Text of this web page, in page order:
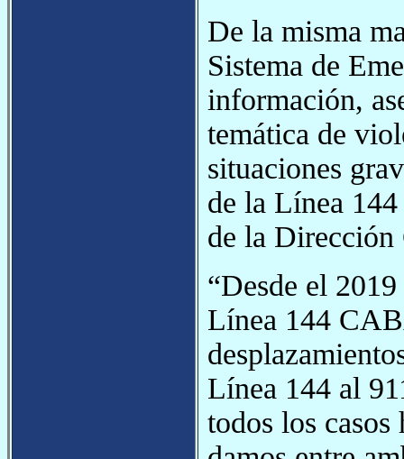
De la misma
Sistema de
información,
temática de
situaciones
de la Línea
de la Dirección
“Desde el
Línea 144
Línea 144 al
todos los casos